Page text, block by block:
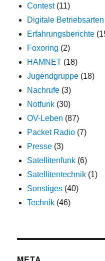
Contest(11)
Digitale Betriebsarten
Erfahrungsberichte
Foxoring (2)
HAMNET (18)
Jugendgruppe (18)
Nachrufe (3)
Notfunk (30)
OV-Leben (87)
Packet Radio (7)
Presse (3)
Satellitenfunk (6)
Satellitentechnik (1)
Sonstiges (40)
Technik (46)